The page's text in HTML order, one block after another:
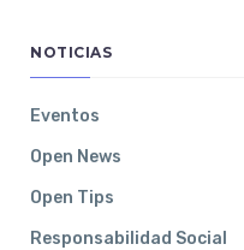
NOTICIAS
Eventos
Open News
Open Tips
Responsabilidad Social